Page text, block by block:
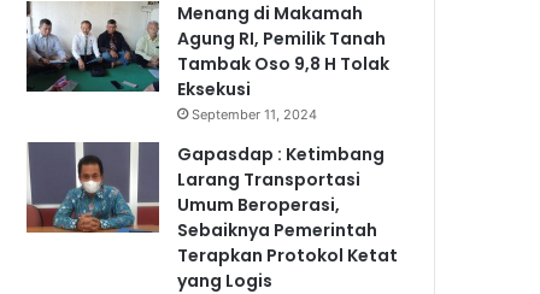
Menang di Makamah
Agung RI, Pemilik Tanah
Tambak Oso 9,8 H Tolak
Eksekusi
September 11, 2024
Gapasdap : Ketimbang
Larang Transportasi
Umum Beroperasi,
Sebaiknya Pemerintah
Terapkan Protokol Ketat
yang Logis